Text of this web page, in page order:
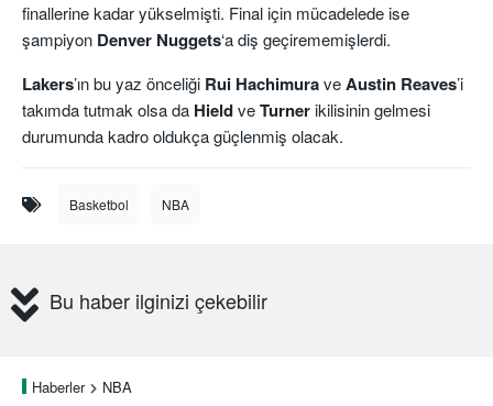
finallerine kadar yükselmişti. Final için mücadelede ise
şampiyon Denver Nuggets‘a diş geçirememişlerdi.
Lakers’ın bu yaz önceliği Rui HachimuraveAustin Reaves’i
takımda tutmak olsa da HieldveTurnerikilisinin gelmesi
durumunda kadro oldukça güçlenmiş olacak.
Basketbol NBA
Bu haber ilginizi çekebilir
Haberler NBA